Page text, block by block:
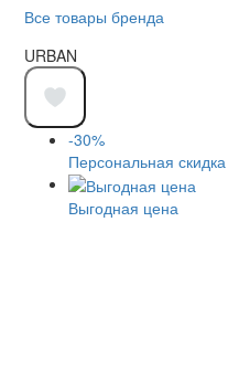
Все товары бренда
URBAN
-30%
Персональная скидка
Выгодная цена